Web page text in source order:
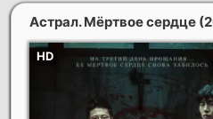
Астрал. Мёртвое сердце